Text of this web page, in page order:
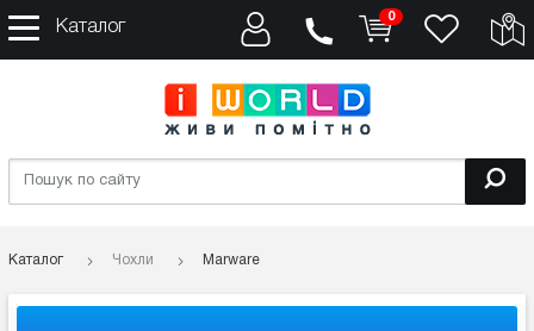
Каталог
0
Каталог Чохли Marware